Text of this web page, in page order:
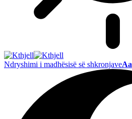
Ndryshimi i madhësisë së shkronjaveAa